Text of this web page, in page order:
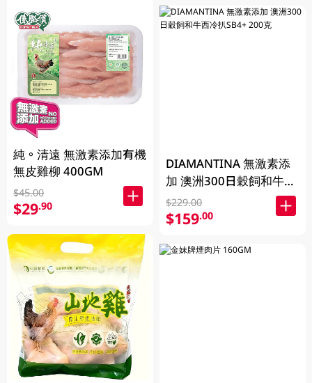
純。清遠 無激素添加有機
無皮雞柳 400GM
$45.00
$29.90
DIAMANTINA 無激素添
加 澳洲300日穀飼和牛西
冷扒SB4+ 200克
$229.00
$159.00